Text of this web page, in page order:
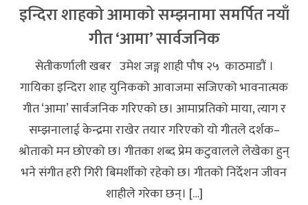
इन्दिरा शाहको आमाको सम्झनामा समर्पित नयाँ
गीत ‘आमा’ सार्वजनिक
सेतीकर्णाली खबर उमेश जङ्ग शाही पौष २५ काठमाडौं ।
गायिका इन्दिरा शाह युनिकको आवाजमा सजिएको भावनात्मक
गीत ‘आमा’ सार्वजनिक गरिएको छ। आमाप्रतिको माया, त्याग र
सम्झनालाई केन्द्रमा राखेर तयार गरिएको यो गीतले दर्शक–
श्रोताको मन छोएको छ। गीतका शब्द प्रेम कटुवालले लेखेका हुन्
भने संगीत हरी गिरी बिमर्शीको रहेको छ। गीतको निर्देशन जीवन
शाहीले गरेका छन्। […]